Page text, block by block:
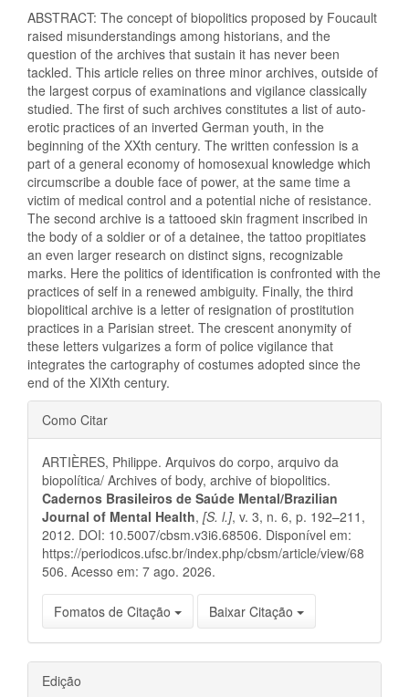
ABSTRACT: The concept of biopolitics proposed by Foucault
raised misunderstandings among historians, and the
question of the archives that sustain it has never been
tackled. This article relies on three minor archives, outside of
the largest corpus of examinations and vigilance classically
studied. The first of such archives constitutes a list of auto-
erotic practices of an inverted German youth, in the
beginning of the XXth century. The written confession is a
part of a general economy of homosexual knowledge which
circumscribe a double face of power, at the same time a
victim of medical control and a potential niche of resistance.
The second archive is a tattooed skin fragment inscribed in
the body of a soldier or of a detainee, the tattoo propitiates
an even larger research on distinct signs, recognizable
marks. Here the politics of identification is confronted with the
practices of self in a renewed ambiguity. Finally, the third
biopolitical archive is a letter of resignation of prostitution
practices in a Parisian street. The crescent anonymity of
these letters vulgarizes a form of police vigilance that
integrates the cartography of costumes adopted since the
end of the XIXth century.
Detalhes
do
artigo
Como Citar
ARTIÈRES, Philippe. Arquivos do corpo, arquivo da
biopolítica/ Archives of body, archive of biopolitics.
Cadernos Brasileiros de Saúde Mental/Brazilian
Journal of Mental Health, [S. l.], v. 3, n. 6, p. 192–211,
2012. DOI: 10.5007/cbsm.v3i6.68506. Disponível em:
https://periodicos.ufsc.br/index.php/cbsm/article/view/68
506. Acesso em: 7 ago. 2026.
Fomatos de Citação Baixar Citação
Edição